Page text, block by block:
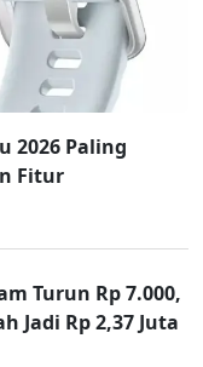
2026 Paling
Fitur
Turun Rp 7.000,
Jadi Rp 2,37 Juta